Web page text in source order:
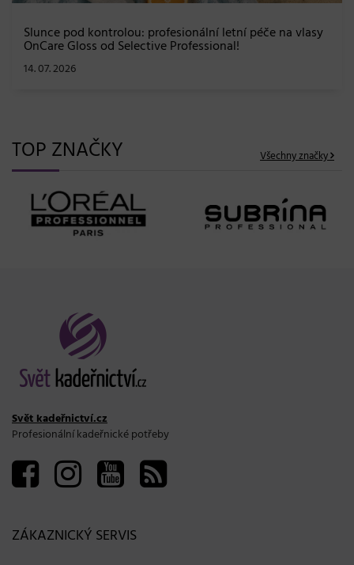
TOP ZNAČKY Všechny značky
Svět kadeřnictví.cz
Profesionální kadeřnické potřeby
ZÁKAZNICKÝ SERVIS